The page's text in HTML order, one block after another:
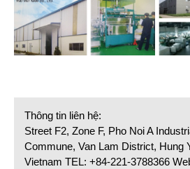
Thông tin liên hệ:
Street F2, Zone F, Pho Noi A
Commune, Van Lam District, Hung
Vietnam TEL: +84-221-3788366